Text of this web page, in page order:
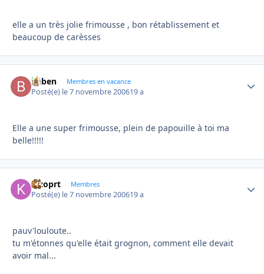
elle a un très jolie frimousse , bon rétablissement et
beaucoup de carèsses
baben Membres en vacance
Posté(e) le 7 novembre 200619 a
Elle a une super frimousse, plein de papouille à toi ma
belle!!!!!
kizoprt Membres
Posté(e) le 7 novembre 200619 a
pauv'louloute..
tu m'étonnes qu'elle était grognon, comment elle devait
avoir mal...